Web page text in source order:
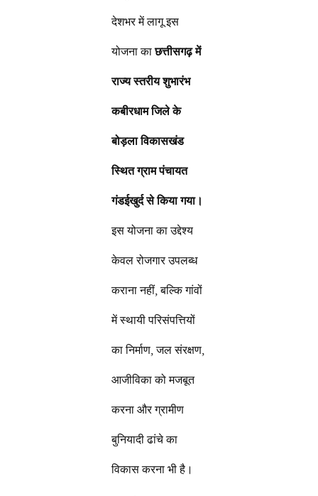
देशभर में लागू इस
योजना काछत्तीसगढ़ में
राज्य स्तरीय शुभारंभ
कबीरधाम जिले के
बोड़ला विकासखंड
स्थित ग्राम पंचायत
गंडईखुर्द से किया गया।
इस योजना का उद्देश्य
केवल रोजगार उपलब्ध
कराना नहीं, बल्कि गांवों
में स्थायी परिसंपत्तियों
का निर्माण, जल संरक्षण,
आजीविका को मजबूत
करना और ग्रामीण
बुनियादी ढांचे का
विकास करना भी है।